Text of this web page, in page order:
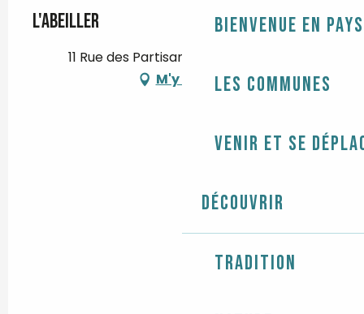
Bienvenue en
Les communes
Venir et se
Découvrir
Tradition
L'Abeiller
11 Rue des Partisans, 29770 Audierne
M'y rendre